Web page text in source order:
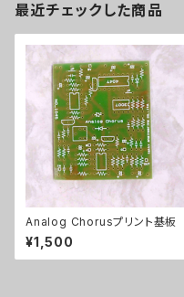
最近チェックした商品
Analog Chorusプリント基板
¥1,500